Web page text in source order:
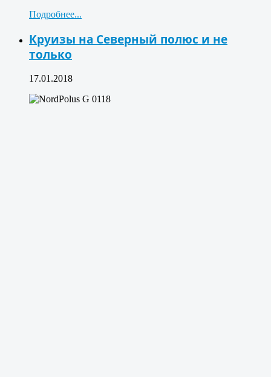
Подробнее...
Круизы на Северный полюс и не
только
17.01.2018